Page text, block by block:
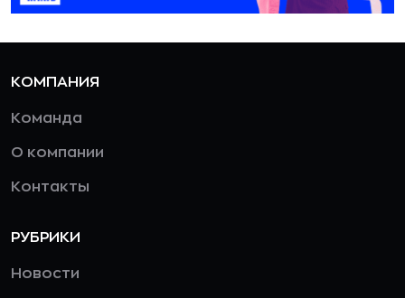
КОМПАНИЯ
Команда
О компании
Контакты
РУБРИКИ
Новости